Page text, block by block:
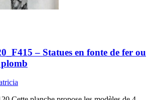
– Statues en fonte de fer ou